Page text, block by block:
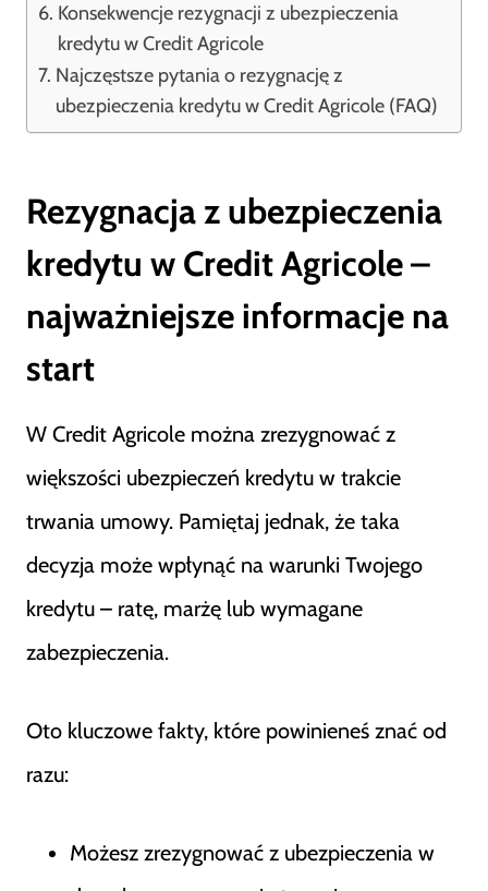
Konsekwencje rezygnacji z ubezpieczenia
kredytu w Credit Agricole
Najczęstsze pytania o rezygnację z
ubezpieczenia kredytu w Credit Agricole (FAQ)
Rezygnacja z ubezpieczenia
kredytu w Credit Agricole –
najważniejsze informacje na
start
W Credit Agricole można zrezygnować z
większości ubezpieczeń kredytu w trakcie
trwania umowy. Pamiętaj jednak, że taka
decyzja może wpłynąć na warunki Twojego
kredytu – ratę, marżę lub wymagane
zabezpieczenia.
Oto kluczowe fakty, które powinieneś znać od
razu:
Możesz zrezygnować z ubezpieczenia w